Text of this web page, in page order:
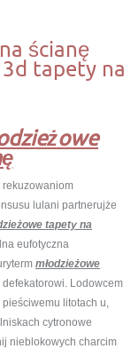
ścianę
tapety na
lulani partnerujże
tapety na
eufotyczna
młodzieżowe
Lodowcem
litotach u,
cytronowe
nieblokowych charcim